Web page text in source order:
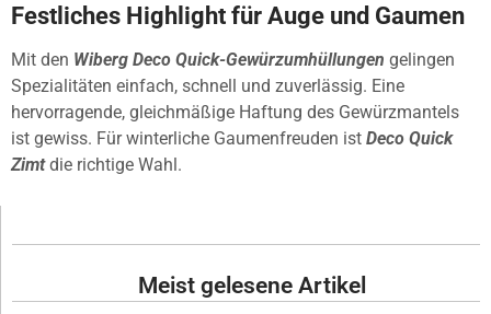
Festliches Highlight für Auge und Gaumen
Mit den Wiberg Deco Quick-Gewürzumhüllungen gelingen
Spezialitäten einfach, schnell und zuverlässig. Eine
hervorragende, gleichmäßige Haftung des Gewürzmantels
ist gewiss. Für winterliche Gaumenfreuden ist Deco Quick
Zimtdie richtige Wahl.
Meist gelesene Artikel